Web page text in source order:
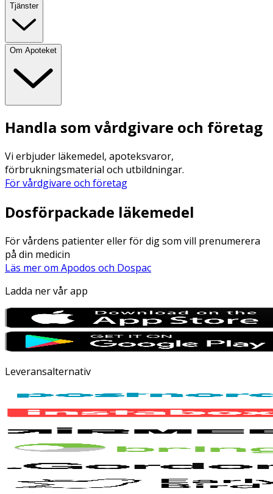
Tjänster
Om Apoteket
Handla som vårdgivare och företag
Vi erbjuder läkemedel, apoteksvaror,
förbrukningsmaterial och utbildningar.
För vårdgivare och företag
Dosförpackade läkemedel
För vårdens patienter eller för dig som vill prenumerera
på din medicin
Läs mer om Apodos och Dospac
Ladda ner vår app
Leveransalternativ